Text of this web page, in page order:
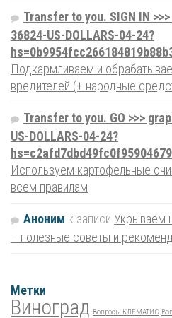
Transfer to you. SIGN IN
36824-US-DOLLARS-04-24?
Подкармливаем и
вредителей (+ народные
Transfer to you. GO >>>
US-DOLLARS-04-24?
Используем картофельные
всем правилам
Аноним к записи Укрываем
– полезные советы и
Метки
Виноград Вопросы КЛЕМАТИС